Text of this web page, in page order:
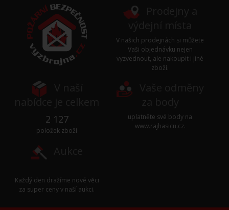
V našich prodejnách si můžete
Vaši objednávku nejen
vyzvednout, ale nakoupit i jiné
zboží.
2 127
položek zboží
uplatněte své body na
www.rajhasicu.cz.
Každý den dražíme nové věci
za super ceny v naší aukci.